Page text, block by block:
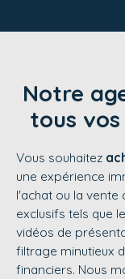
Notre
tous
Vous souhaitez
une expérience
l'achat ou la vente
exclusifs tels que
vidéos de
filtrage minutieux
financiers. Nous